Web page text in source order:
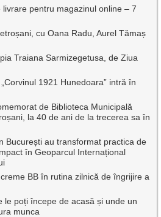
pentru magazinul online – 7
cu Oana Radu, Aurel Tămaș
Traiana Sarmizegetusa, de Ziua
1921 Hunedoara” intră în
de Biblioteca Municipală
la 40 de ani de la trecerea sa în
București au transformat practica de
în Geoparcul Internațional
BB în rutina zilnică de îngrijire a
le poți începe de acasă și unde un
munca